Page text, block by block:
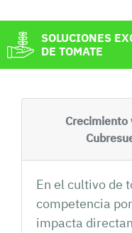
SOLUCIONES
DE TOMATE
Crecimiento
En el cultivo de
competencia
impacta